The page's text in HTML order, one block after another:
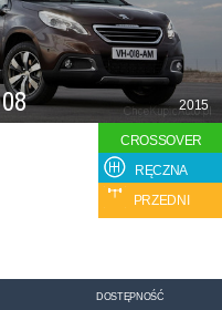
2015
CROSSOVER
RĘCZNA
PRZEDNI
DOSTĘPNOŚĆ